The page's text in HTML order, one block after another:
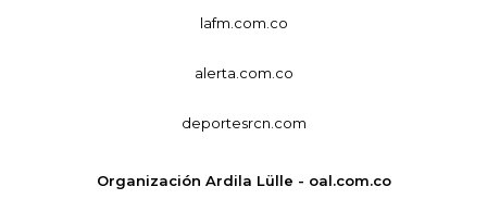
lafm.com.co
alerta.com.co
deportesrcn.com
Organización Ardila Lülle - oal.com.co